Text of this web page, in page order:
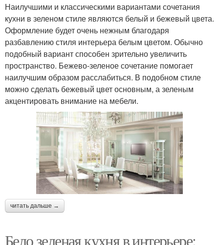
Наилучшими и классическими вариантами сочетания
кухни в зеленом стиле являются белый и бежевый цвета.
Оформление будет очень нежным благодаря
разбавлению стиля интерьера белым цветом. Обычно
подобный вариант способен зрительно увеличить
пространство. Бежево-зеленое сочетание помогает
наилучшим образом расслабиться. В подобном стиле
можно сделать бежевый цвет основным, а зеленым
акцентировать внимание на мебели.
читать дальше →
Бело зеленая кухня в интерьере: